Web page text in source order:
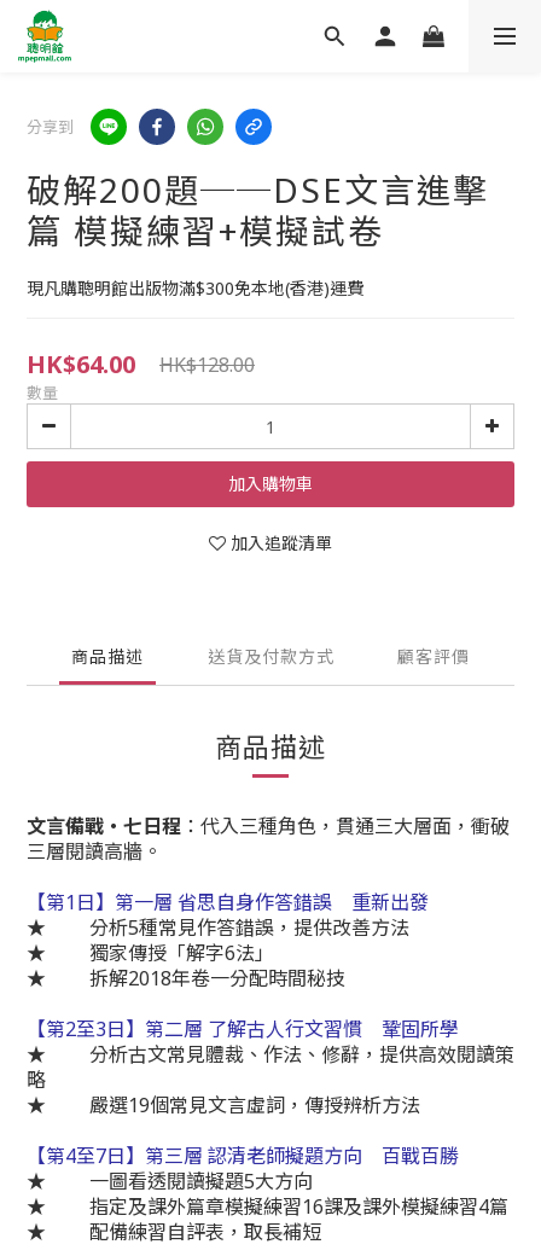
分享到
破解200題──DSE文言進擊
篇 模擬練習+模擬試卷
現凡購聰明館出版物滿$300免本地(香港)運費
HK$64.00 HK$128.00
數量
加入購物車
加入追蹤清單
商品描述 送貨及付款方式 顧客評價
商品描述
文言備戰‧七日程 ：代入三種角色，貫通三大層面，衝破
三層閱讀高牆。
【第1日】第一層 省思自身作答錯誤 重新出發
★ 分析5種常見作答錯誤，提供改善方法
★ 獨家傳授「解字6法」
★ 拆解2018年卷一分配時間秘技
【第2至3日】第二層 了解古人行文習慣 鞏固所學
★ 分析古文常見體裁、作法、修辭，提供高效閱讀策
略
★ 嚴選19個常見文言虛詞，傳授辨析方法
【第4至7日】第三層 認清老師擬題方向 百戰百勝
★ 一圖看透閱讀擬題5大方向
★ 指定及課外篇章模擬練習16課及課外模擬練習4篇
★ 配備練習自評表，取長補短